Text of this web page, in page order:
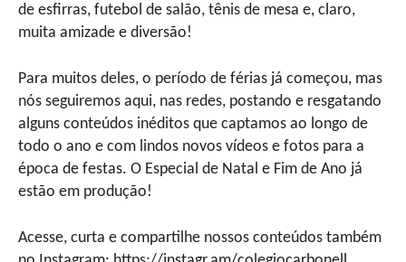
de esfirras, futebol de salão, tênis de mesa e, claro,
muita amizade e diversão!
Para muitos deles, o período de férias já começou, mas
nós seguiremos aqui, nas redes, postando e resgatando
alguns conteúdos inéditos que captamos ao longo de
todo o ano e com lindos novos vídeos e fotos para a
época de festas. O Especial de Natal e Fim de Ano já
estão em produção!
Acesse, curta e compartilhe nossos conteúdos também